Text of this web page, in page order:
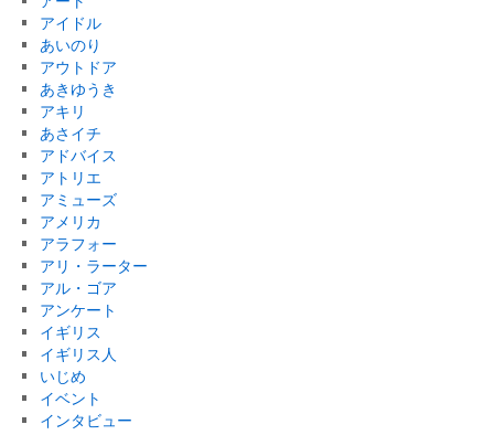
アイドル
あいのり
アウトドア
あきゆうき
アキリ
あさイチ
アドバイス
アトリエ
アミューズ
アメリカ
アラフォー
アリ・ラーター
アル・ゴア
アンケート
イギリス
イギリス人
いじめ
イベント
インタビュー